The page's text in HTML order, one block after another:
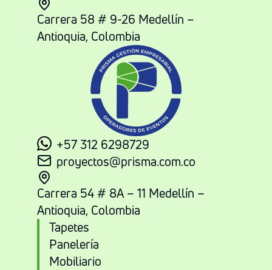
Carrera 58 # 9-26 Medellín –
Antioquia, Colombia
+57 312 6298729
proyectos@prisma.com.co
Carrera 54 # 8A – 11 Medellín –
Antioquia, Colombia
Tapetes
Panelería
Mobiliario